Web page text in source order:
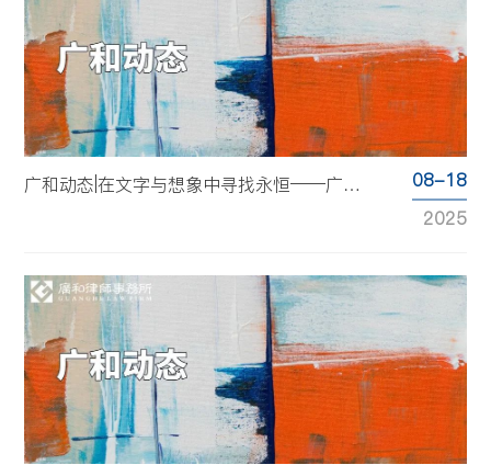
广和动态|在文字与想象中寻找永恒——广和读书会2025年第二期
08-18
2025